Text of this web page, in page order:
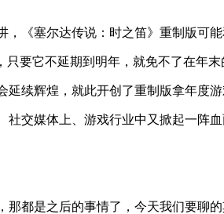
《塞尔达传说：时之笛》重制版可能
它不延期到明年，就免不了在年末
续辉煌，就此开创了重制版拿年度游
交媒体上、游戏行业中又掀起一阵血
那都是之后的事情了，今天我们要聊